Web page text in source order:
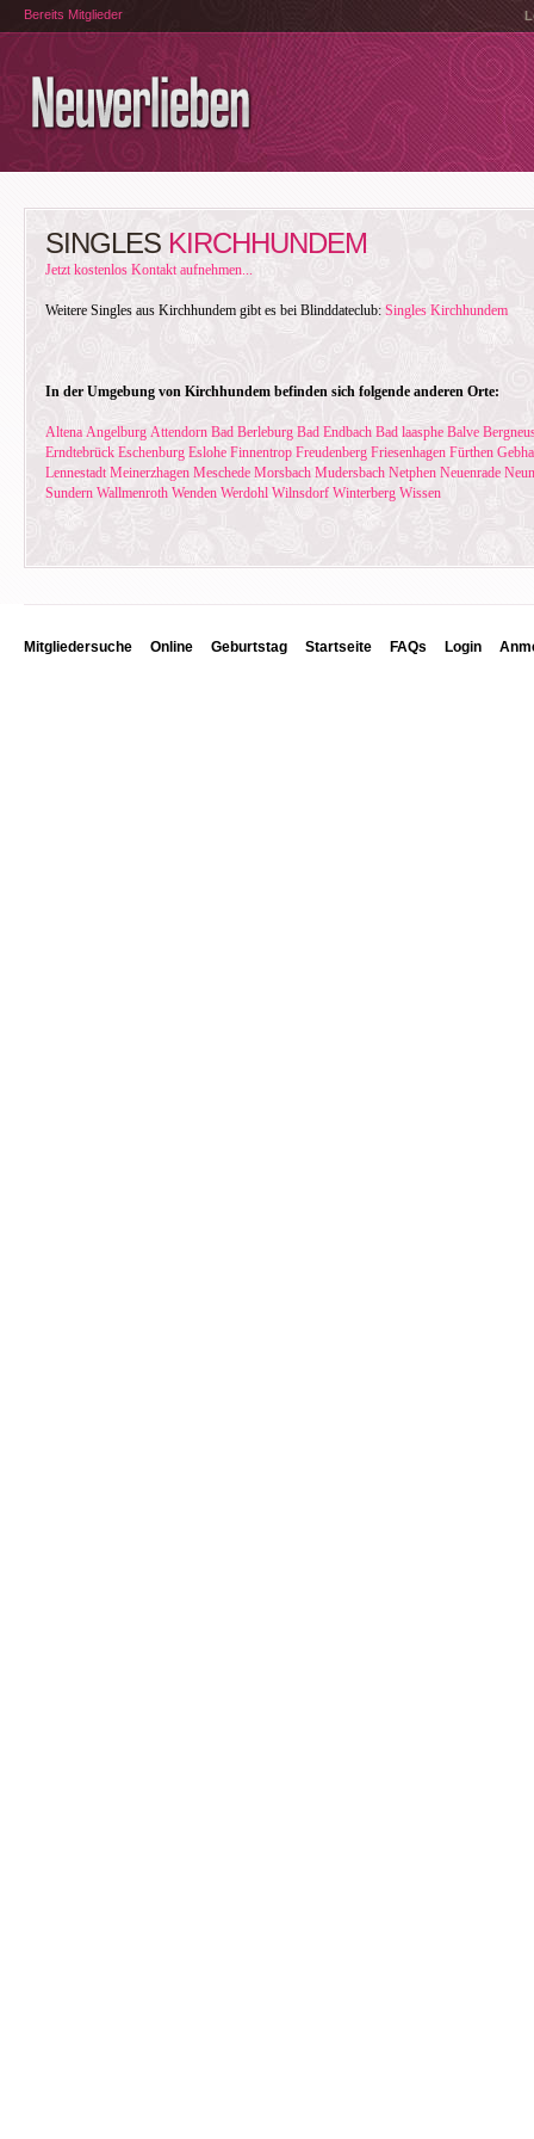
Bereits Mitglieder
SINGLES KIRCHHUNDEM
Jetzt kostenlos Kontakt aufnehmen...
Weitere Singles aus Kirchhundem gibt es bei Blinddateclub: Singles Kirchhundem
In der Umgebung von Kirchhundem befinden sich folgende anderen Orte:
Altena Angelburg Attendorn Bad Berleburg Bad Endbach Bad laasphe Balve
Erndtebrück Eschenburg Eslohe Finnentrop Freudenberg Friesenhagen Fürthen
Lennestadt Meinerzhagen Meschede Morsbach Mudersbach Netphen Neuenrade
Sundern Wallmenroth Wenden Werdohl Wilnsdorf Winterberg Wissen
Mitgliedersuche Online Geburtstag Startseite FAQs Login